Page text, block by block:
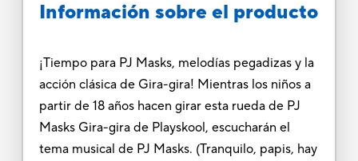
Información sobre el producto
¡Tiempo para PJ Masks, melodías pegadizas y la
acción clásica de Gira-gira! Mientras los niños a
partir de 18 años hacen girar esta rueda de PJ
Masks Gira-gira de Playskool, escucharán el
tema musical de PJ Masks. (Tranquilo, papis, hay